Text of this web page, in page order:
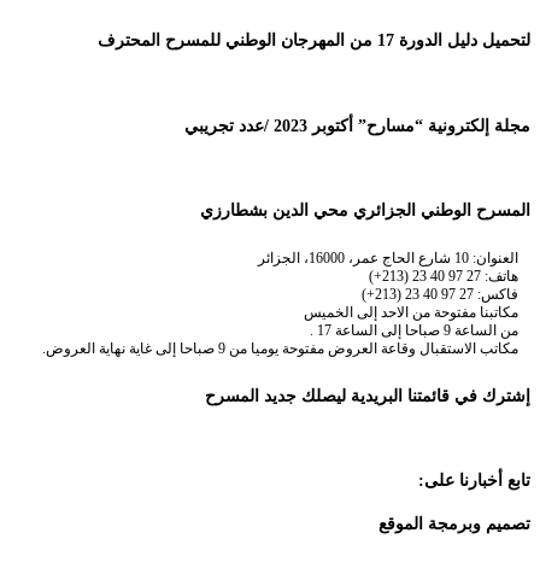
لتحميل دليل الدورة 17 من المهرجان الوطني للمسرح المحترف
مجلة إلكترونية “مسارح” أكتوبر 2023 /عدد تجريبي
المسرح الوطني الجزائري محي الدين بشطارزي
العنوان: 10 شارع الحاج عمر، 16000، الجزائر
هاتف: 27 97 40 23 (213+)
فاكس: 27 97 40 23 (213+)
مكاتبنا مفتوحة من الاحد إلى الخميس
من الساعة 9 صباحا إلى الساعة 17 .
مكاتب الاستقبال وقاعة العروض مفتوحة يوميا من 9 صباحا إلى غاية نهاية العروض.
إشترك في قائمتنا البريدية ليصلك جديد المسرح
تابع أخبارنا على:
تصميم وبرمجة الموقع